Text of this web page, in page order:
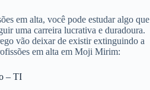
em alta, você pode estudar algo que
uma carreira lucrativa e duradoura.
vão deixar de existir extinguindo a
em alta em Moji Mirim:
– TI